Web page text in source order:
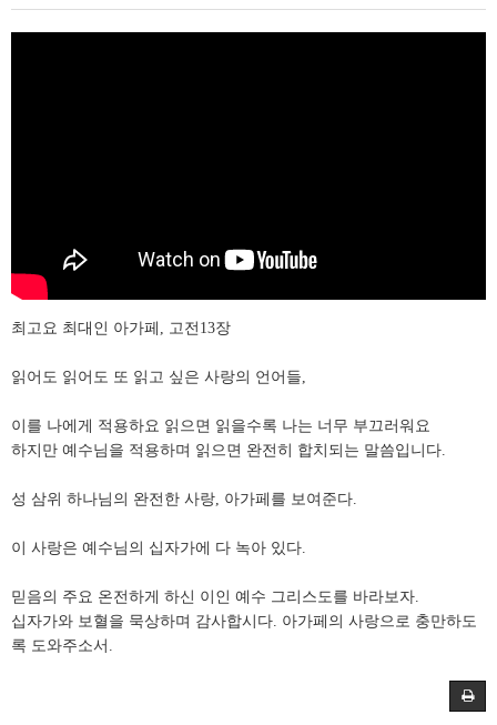
최고요 최대인 아가페, 고전13장
읽어도 읽어도 또 읽고 싶은 사랑의 언어들,
이를 나에게 적용하요 읽으면 읽을수록 나는 너무 부끄러워요
하지만 예수님을 적용하며 읽으면 완전히 합치되는 말씀입니다.
성 삼위 하나님의 완전한 사랑, 아가페를 보여준다.
이 사랑은 예수님의 십자가에 다 녹아 있다.
믿음의 주요 온전하게 하신 이인 예수 그리스도를 바라보자.
십자가와 보혈을 묵상하며 감사합시다. 아가페의 사랑으로 충만하도
록 도와주소서.